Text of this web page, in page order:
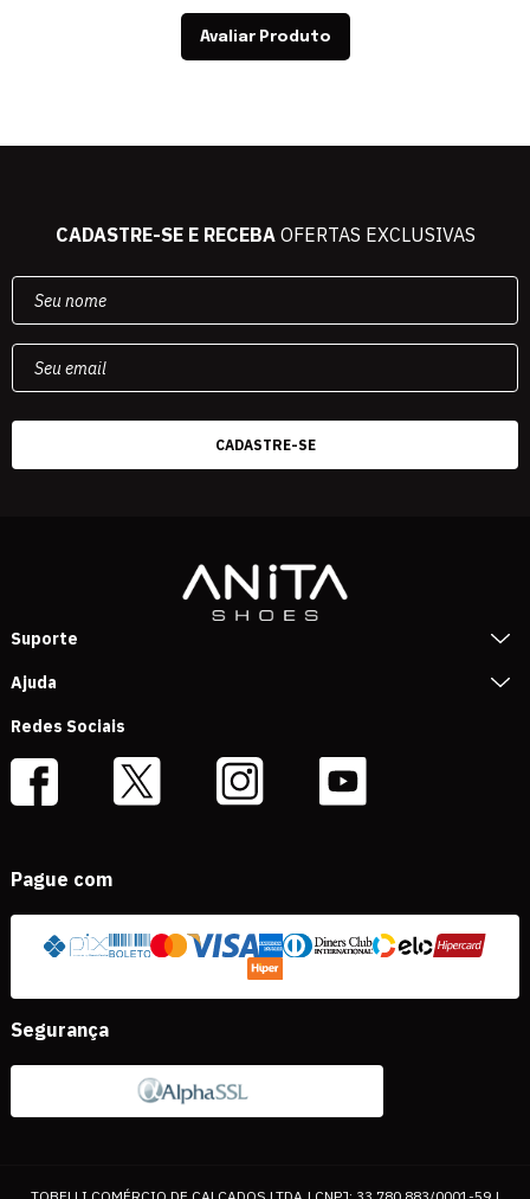
Avaliar Produto
CADASTRE-SE E RECEBAOFERTAS EXCLUSIVAS
Suporte
Ajuda
Redes Sociais
Pague com
Segurança